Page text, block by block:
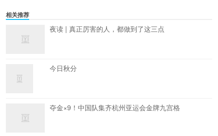
相关推荐
夜读 | 真正厉害的人，都做到了这三点
今日秋分
夺金×9！中国队集齐杭州亚运会金牌九宫格